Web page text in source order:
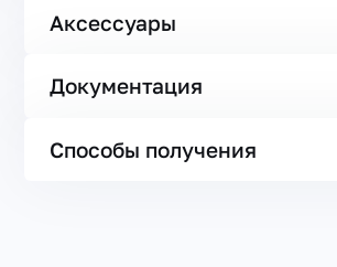
Аксессуары
Документация
Способы получения